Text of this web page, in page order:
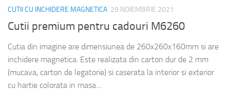
CUTII CU INCHIDERE MAGNETICA 29 NOIEMBRIE 2021
Cutii premium pentru cadouri M6260
Cutia din imagine are dimensiunea de 260x260x160mm si are
inchidere magnetica. Este realizata din carton dur de 2 mm
(mucava, carton de legatorie) si caserata la interior si exterior
cu hartie colorata in masa....